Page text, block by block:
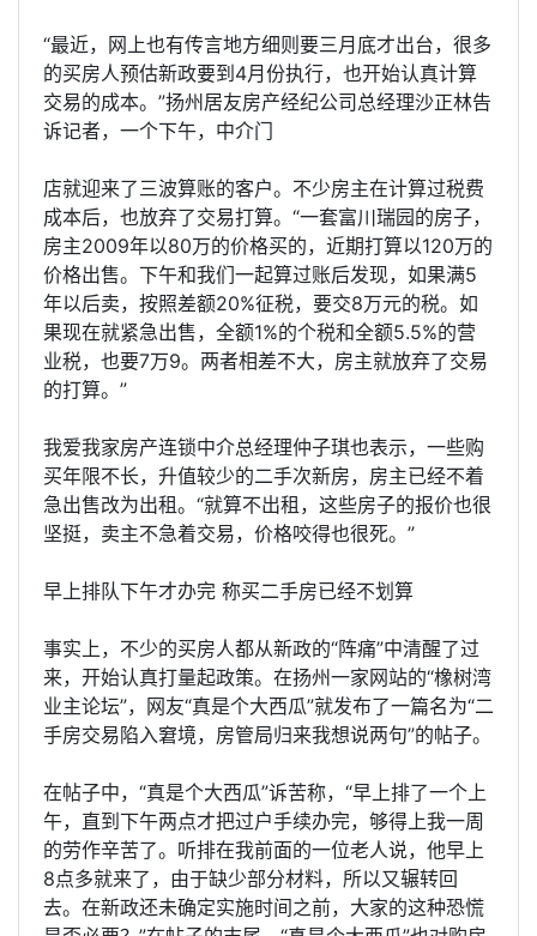
“最近，网上也有传言地方细则要三月底才出台，很多
的买房人预估新政要到4月份执行，也开始认真计算
交易的成本。”扬州居友房产经纪公司总经理沙正林告
诉记者，一个下午，中介门
店就迎来了三波算账的客户。不少房主在计算过税费
成本后，也放弃了交易打算。“一套富川瑞园的房子，
房主2009年以80万的价格买的，近期打算以120万的
价格出售。下午和我们一起算过账后发现，如果满5
年以后卖，按照差额20%征税，要交8万元的税。如
果现在就紧急出售，全额1%的个税和全额5.5%的营
业税，也要7万9。两者相差不大，房主就放弃了交易
的打算。”
我爱我家房产连锁中介总经理仲子琪也表示，一些购
买年限不长，升值较少的二手次新房，房主已经不着
急出售改为出租。“就算不出租，这些房子的报价也很
坚挺，卖主不急着交易，价格咬得也很死。”
早上排队下午才办完 称买二手房已经不划算
事实上，不少的买房人都从新政的“阵痛”中清醒了过
来，开始认真打量起政策。在扬州一家网站的“橡树湾
业主论坛”，网友“真是个大西瓜”就发布了一篇名为“二
手房交易陷入窘境，房管局归来我想说两句”的帖子。
在帖子中，“真是个大西瓜”诉苦称，“早上排了一个上
午，直到下午两点才把过户手续办完，够得上我一周
的劳作辛苦了。听排在我前面的一位老人说，他早上
8点多就来了，由于缺少部分材料，所以又辗转回
去。在新政还未确定实施时间之前，大家的这种恐慌